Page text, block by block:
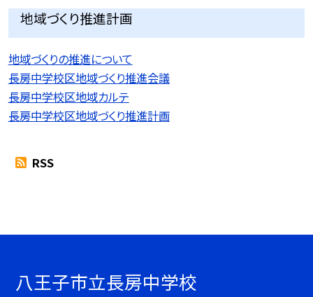
地域づくり推進計画
地域づくりの推進について
長房中学校区地域づくり推進会議
長房中学校区地域カルテ
長房中学校区地域づくり推進計画
RSS
八王子市立長房中学校